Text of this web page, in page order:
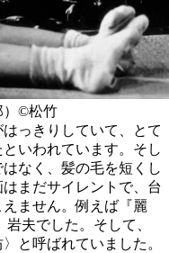
）©️松竹
っきりしていて、とて
いわれています。そし
なく、髪の毛を短くし
まだサイレントで、台
ません。例えば『麗
夫でした。そして、
と呼ばれていました。